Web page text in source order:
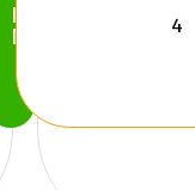
Köp
Nu